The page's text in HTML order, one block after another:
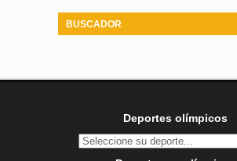
BUSCADOR
Deportes olímpicos